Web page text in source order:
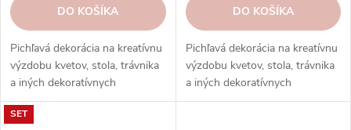
DO KOŠÍKA
Pichľavá dekorácia na kreatívnu
výzdobu kvetov, stola, trávnika
a iných dekoratívnych
aranžmánov. Objednajte si ju
ešte dnes.
DO KOŠÍKA
Pichľavá dekorácia na kreatívnu
výzdobu kvetov, stola, trávnika
a iných dekoratívnych
aranžmánov. Objednajte si ju
SET